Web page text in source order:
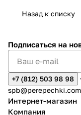
Назад к списку
Подписаться на
+7 (812) 503 98 98
spb@perepechki.com
Интернет-магазин
Компания